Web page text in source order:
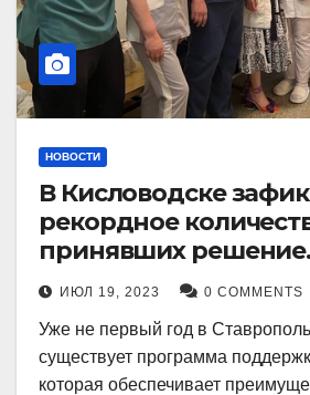
НОВОСТИ
В Кисловодске
рекордное
принявших решение
воспользоваться
установленными
целью поступления в
медицинский вуз в
ИЮЛ 19, 2023 0 COMMENTS
Уже не первый год в
существует программа
которая обеспечивает